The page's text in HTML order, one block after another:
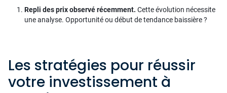
Repli des prix observé récemment. Cette évolution nécessite
une analyse. Opportunité ou début de tendance baissière ?
Les stratégies pour réussir
votre investissement à